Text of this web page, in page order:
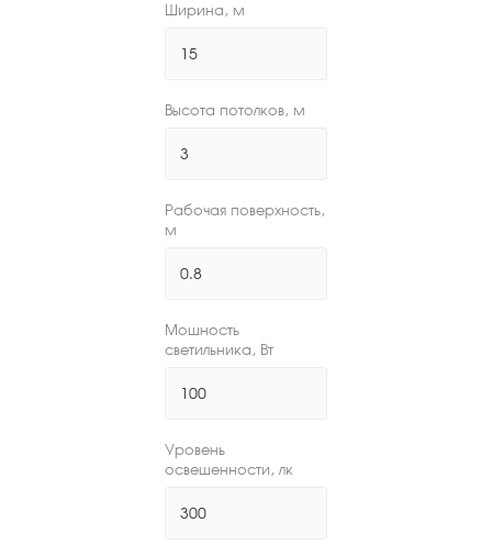
Ширина, м
Высота потолков, м
Рабочая поверхность,
м
Мощность
светильника, Вт
Уровень
освещенности, лк